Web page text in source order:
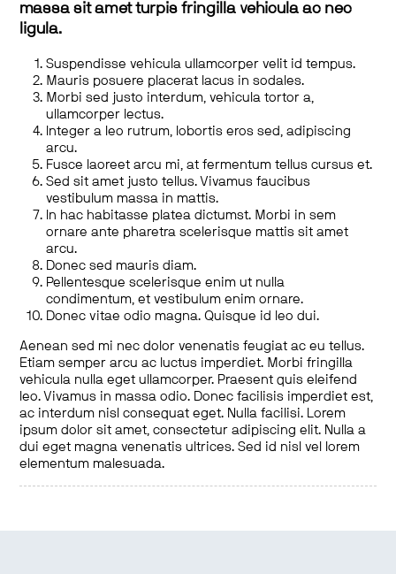
massa sit amet turpis fringilla vehicula ac nec
ligula.
Suspendisse vehicula ullamcorper velit id tempus.
Mauris posuere placerat lacus in sodales.
Morbi sed justo interdum, vehicula tortor a,
ullamcorper lectus.
Integer a leo rutrum, lobortis eros sed, adipiscing
arcu.
Fusce laoreet arcu mi, at fermentum tellus cursus et.
Sed sit amet justo tellus. Vivamus faucibus
vestibulum massa in mattis.
In hac habitasse platea dictumst. Morbi in sem
ornare ante pharetra scelerisque mattis sit amet
arcu.
Donec sed mauris diam.
Pellentesque scelerisque enim ut nulla
condimentum, et vestibulum enim ornare.
Donec vitae odio magna. Quisque id leo dui.
Aenean sed mi nec dolor venenatis feugiat ac eu tellus.
Etiam semper arcu ac luctus imperdiet. Morbi fringilla
vehicula nulla eget ullamcorper. Praesent quis eleifend
leo. Vivamus in massa odio. Donec facilisis imperdiet est,
ac interdum nisl consequat eget. Nulla facilisi. Lorem
ipsum dolor sit amet, consectetur adipiscing elit. Nulla a
dui eget magna venenatis ultrices. Sed id nisl vel lorem
elementum malesuada.